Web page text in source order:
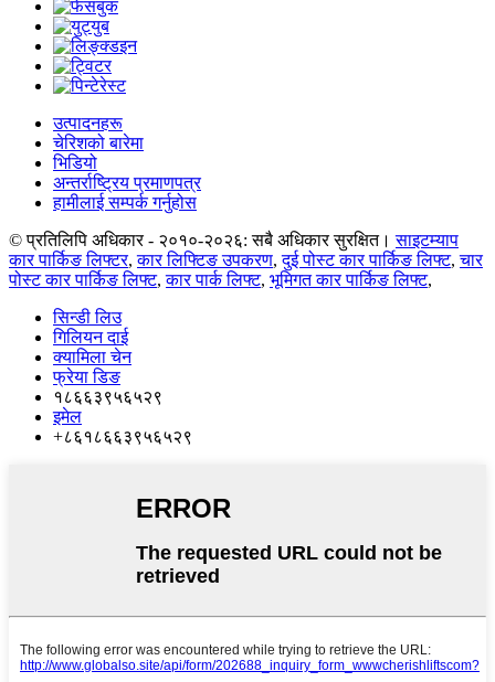
उत्पादनहरू
चेरिशको बारेमा
भिडियो
अन्तर्राष्ट्रिय प्रमाणपत्र
हामीलाई सम्पर्क गर्नुहोस
© प्रतिलिपि अधिकार - २०१०-२०२६: सबै अधिकार सुरक्षित। साइटम्याप
कार पार्किङ लिफ्टर,कार लिफ्टिङ उपकरण,दुई पोस्ट कार पार्किङ लिफ्ट,चार
पोस्ट कार पार्किङ लिफ्ट,कार पार्क लिफ्ट, भूमिगत कार पार्किङ लिफ्ट,
सिन्डी लिउ
गिलियन दाई
क्यामिला चेन
फ्रेया डिङ
१८६६३९५६५२९
इमेल
+८६१८६६३९५६५२९